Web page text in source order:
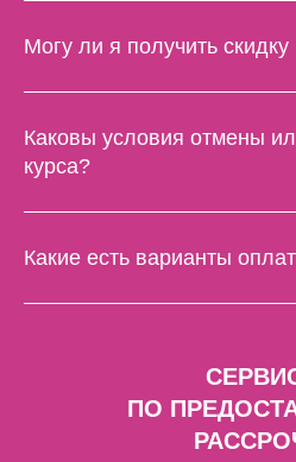
Могу ли я получить
Каковы условия отмены
курса?
Какие есть варианты
ПО